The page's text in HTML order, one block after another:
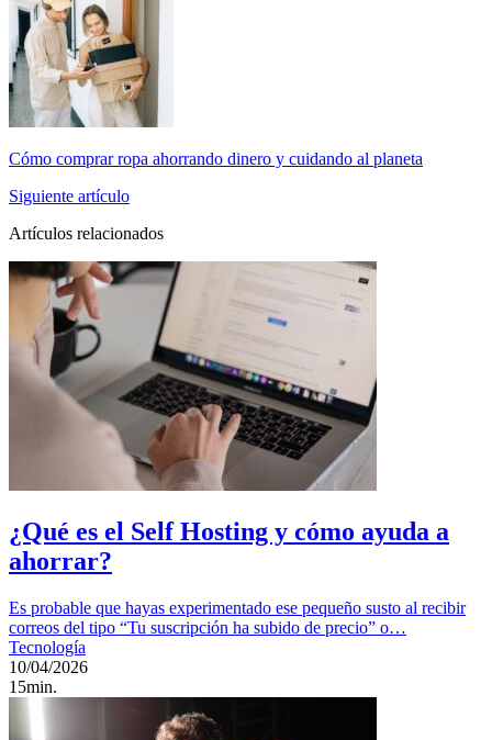
Cómo comprar ropa ahorrando dinero y cuidando al planeta
Siguiente artículo
Artículos relacionados
¿Qué es el Self Hosting y cómo ayuda a
ahorrar?
Es probable que hayas experimentado ese pequeño susto al recibir
correos del tipo “Tu suscripción ha subido de precio” o…
Tecnología
10/04/2026
15min.